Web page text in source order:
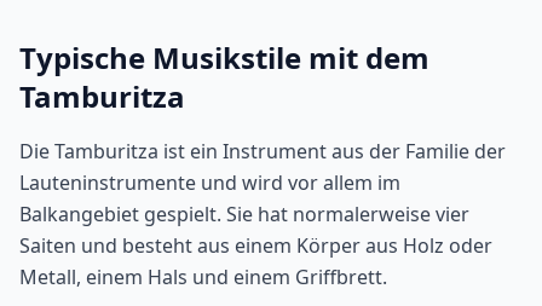
Typische Musikstile mit dem
Tamburitza
Die Tamburitza ist ein Instrument aus der Familie der
Lauteninstrumente und wird vor allem im
Balkangebiet gespielt. Sie hat normalerweise vier
Saiten und besteht aus einem Körper aus Holz oder
Metall, einem Hals und einem Griffbrett.